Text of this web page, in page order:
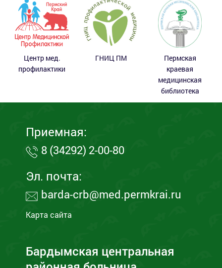
Центр мед.
профилактики
ГНИЦ ПМ
Пермская
краевая
медицинская
библиотека
Приемная:
8 (34292) 2-00-80
Эл. почта:
barda-crb@med.permkrai.ru
Карта сайта
Бардымская центральная